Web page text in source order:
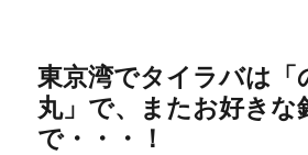
東京湾でタイラバは「
丸」で、またお好きな
で・・・！